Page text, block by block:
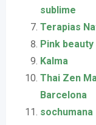
sublime
Terapias
Pink
Kalma
Thai Zen
Barcelona
sochumana